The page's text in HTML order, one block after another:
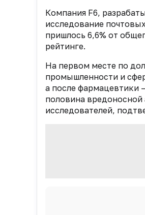
Компания F6,
исследование
пришлось 6,6% от
рейтинге.
На первом месте по
промышленности и
а после фармацевтики
половина
исследователей,